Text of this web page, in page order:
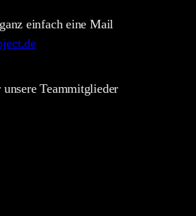
einfach eine Mail
Teammitglieder